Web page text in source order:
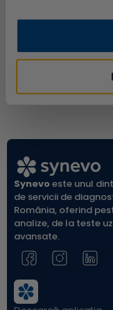
Synevoeste unul
de servicii de
România, oferind
analize, de la teste
avansate.